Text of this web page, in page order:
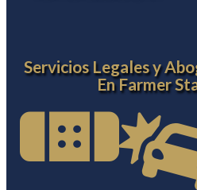
Servicios Legales y
En Farmer